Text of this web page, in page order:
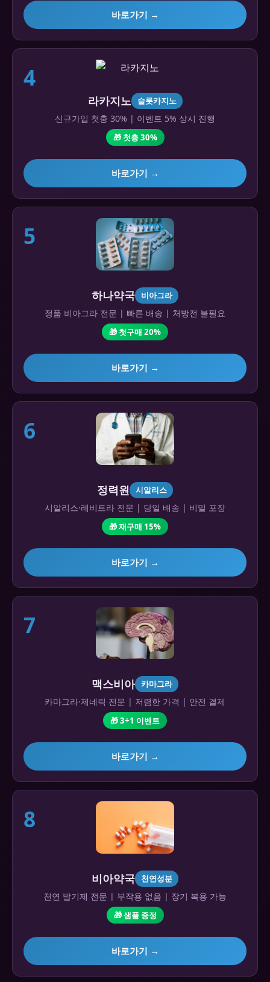
바로가기 →
4
라카지노 슬롯카지노
신규가입 첫충 30% | 이벤트 5% 상시 진행
🎁 첫충 30%
바로가기 →
5
하나약국 비아그라
정품 비아그라 전문 | 빠른 배송 | 처방전 불필요
🎁 첫구매 20%
바로가기 →
6
정력원 시알리스
시알리스·레비트라 전문 | 당일 배송 | 비밀 포장
🎁 재구매 15%
바로가기 →
7
맥스비아 카마그라
카마그라·제네릭 전문 | 저렴한 가격 | 안전 결제
🎁 3+1 이벤트
바로가기 →
8
비아약국 천연성분
천연 발기제 전문 | 부작용 없음 | 장기 복용 가능
🎁 샘플 증정
바로가기 →